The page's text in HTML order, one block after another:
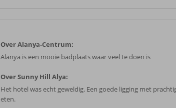
Over Alanya-Centrum:
Alanya is een mooie badplaats waar veel te doen is
Over Sunny Hill Alya:
Het hotel was echt geweldig. Een goede ligging met
eten.